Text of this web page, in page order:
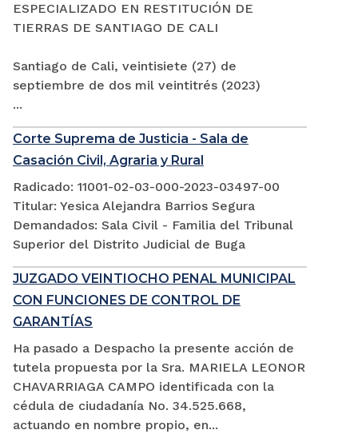
ESPECIALIZADO EN RESTITUCIÓN DE
TIERRAS DE SANTIAGO DE CALI
Santiago de Cali, veintisiete (27) de
septiembre de dos mil veintitrés (2023)
...
Corte Suprema de Justicia - Sala de
Casación Civil, Agraria y Rural
Radicado: 11001-02-03-000-2023-03497-00
Titular: Yesica Alejandra Barrios Segura
Demandados: Sala Civil - Familia del Tribunal
Superior del Distrito Judicial de Buga
JUZGADO VEINTIOCHO PENAL MUNICIPAL
CON FUNCIONES DE CONTROL DE
GARANTÍAS
Ha pasado a Despacho la presente acción de
tutela propuesta por la Sra. MARIELA LEONOR
CHAVARRIAGA CAMPO identificada con la
cédula de ciudadanía No. 34.525.668,
actuando en nombre propio, en...